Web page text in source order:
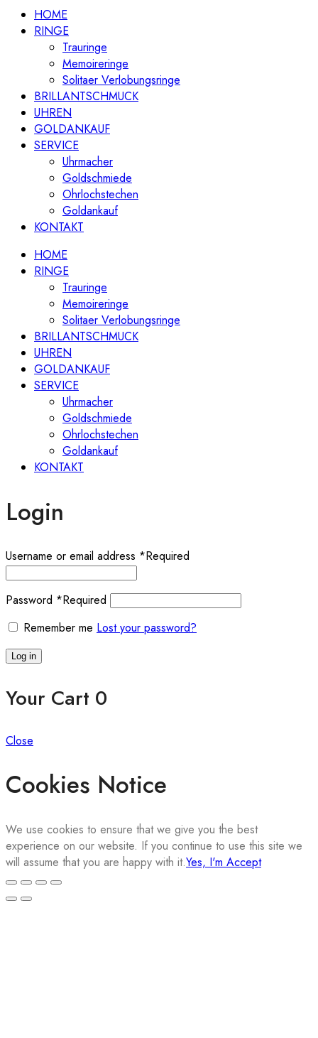
HOME
RINGE
Trauringe
Memoireringe
Solitaer Verlobungsringe
BRILLANTSCHMUCK
UHREN
GOLDANKAUF
SERVICE
Uhrmacher
Goldschmiede
Ohrlochstechen
Goldankauf
KONTAKT
HOME
RINGE
Trauringe
Memoireringe
Solitaer Verlobungsringe
BRILLANTSCHMUCK
UHREN
GOLDANKAUF
SERVICE
Uhrmacher
Goldschmiede
Ohrlochstechen
Goldankauf
KONTAKT
Login
Username or email address *Required
Password *Required
Remember me Lost your password?
Log in
Your Cart 0
Close
Cookies Notice
We use cookies to ensure that we give you the best
experience on our website. If you continue to use this site we
will assume that you are happy with it.Yes, I'm Accept